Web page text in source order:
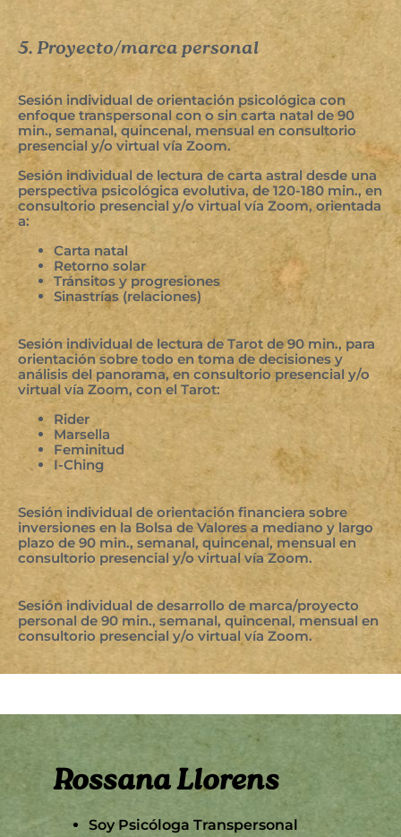
5. Proyecto/marca personal
Sesión individual de orientación psicológica con
enfoque transpersonal con o sin carta natal de 90
min., semanal, quincenal, mensual en consultorio
presencial y/o virtual vía Zoom.
Sesión individual de lectura de carta astral desde una
perspectiva psicológica evolutiva, de 120-180 min., en
consultorio presencial y/o virtual vía Zoom, orientada
a:
Carta natal
Retorno solar
Tránsitos y progresiones
Sinastrías (relaciones)
Sesión individual de lectura de Tarot de 90 min., para
orientación sobre todo en toma de decisiones y
análisis del panorama, en consultorio presencial y/o
virtual vía Zoom, con el Tarot:
Rider
Marsella
Feminitud
I-Ching
Sesión individual de orientación financiera sobre
inversiones en la Bolsa de Valores a mediano y largo
plazo de 90 min., semanal, quincenal, mensual en
consultorio presencial y/o virtual vía Zoom.
Sesión individual de desarrollo de marca/proyecto
personal de 90 min., semanal, quincenal, mensual en
consultorio presencial y/o virtual vía Zoom.
Rossana Llorens
Soy Psicóloga Transpersonal